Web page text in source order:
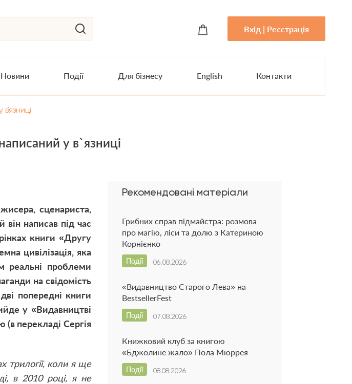
Вхід | Реєстрація
Новини Події Для бізнесу English Контакти
у в`язниці
сценариста,
написав під час
книги «Другу
цивілізація, яка
реальні проблеми
на свідомість
попередні книги
у «Видавництві
перекладі Сергія
трилогії, коли я ще
в 2010 році, я не
Рекомендовані матеріали
Грибних справ підмайстра: розмова
про магію, ліси та долю з Катериною
Корнієнко
06.08.2026
Події
«Видавництво Старого Лева» на
BestsellerFest
07.08.2026
Події
Книжковий клуб за книгою
«Бджолине жало» Пола Мюррея
08.08.2026
Події